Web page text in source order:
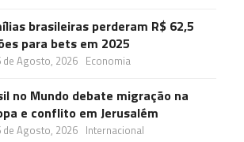
brasileiras perderam R$ 62,5
para bets em 2025
de Agosto, 2026 Economia
no Mundo debate migração na
e conflito em Jerusalém
de Agosto, 2026 Internacional